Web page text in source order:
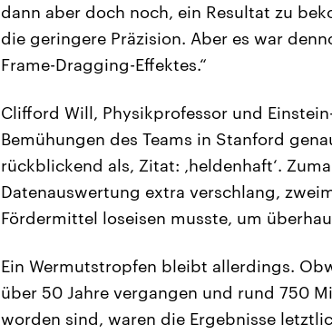
dann aber doch noch, ein Resultat zu
die geringere Präzision. Aber es war
Frame-Dragging-Effektes.“
Clifford Will, Physikprofessor und
Bemühungen des Teams in Stanford
rückblickend als, Zitat: ‚heldenhaft‘.
Datenauswertung extra verschlang,
Fördermittel loseisen musste, um
Ein Wermutstropfen bleibt allerdings.
über 50 Jahre vergangen und rund 750
worden sind, waren die Ergebnisse